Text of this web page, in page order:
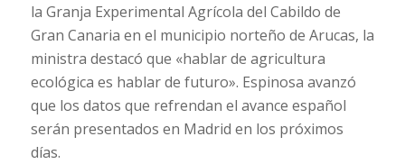
la Granja Experimental Agrícola del Cabildo de
Gran Canaria en el municipio norteño de Arucas, la
ministra destacó que «hablar de agricultura
ecológica es hablar de futuro». Espinosa avanzó
que los datos que refrendan el avance español
serán presentados en Madrid en los próximos
días.